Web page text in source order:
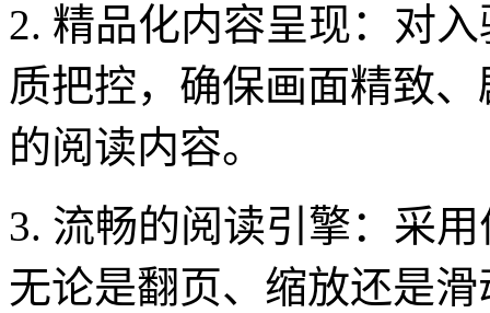
2. 精品化内容呈现：对
质把控，确保画面精致
的阅读内容。
3. 流畅的阅读引擎：采
无论是翻页、缩放还是